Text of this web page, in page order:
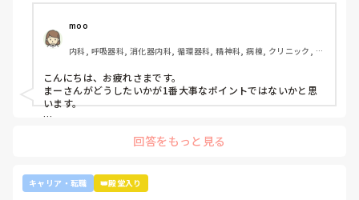
い』『一人を持って看護のつながりを持って』ということで
受け持ち1人になりました。
複数受け持ちに戻るよう、1ヶ月間1年目のように勉強したり
と業務に臨んできました。
そして最近師長さんに『君は病棟勤務よりも外来とか健診セ
ンターとかのほうがいいのでは？ウチの部署もスタッフが足
りないから育てる余裕が足りない。前向きに捉えて看護師は
いろんな働き方あるよ』と部署は決まってませんが、異動確
り、看護のつながりが無かったことは自分でも反省していま
すし、今後成長させていきたいなと思っています。
moo
内科, 呼吸器科, 消化器内科, 循環器科, 精神科, 病棟, クリニック, リ
こんにちは、お疲れさまです。
まーさんがどうしたいかが1番大事なポイントではないかと思
います。
アややることが多くて忙しくても、人間関係は良好でも、どう
外来や検診センターは、また病棟とは全然違う業務になるの
で、病棟での臨床経験を積みたい気持ちがあるのであれば、ご
回答をもっと見る
キャリア・転職 👑殿堂入り